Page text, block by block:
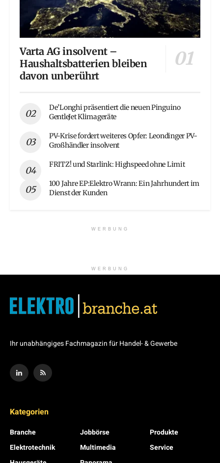
Varta AG insolvent –
Haushaltsbatterien bleiben
davon unberührt
De’Longhi präsentiert die neuen Pinguino
GentleJet Klimageräte
PV-Krise fordert weiteres Opfer: Leondinger PV-
Großhändler insolvent
FRITZ! und Starlink: Highspeed ohne Limit
100 Jahre EP:Elektro Wrann: Ein Jahrhundert im
Dienst der Kunden
WERBUNG
WERBUNG
Ihr unabhängiges Fachmagazin für Handel- & Gewerbe
Kategorien
Branche
Elektrotechnik
Jobbörse
Multimedia
Produkte
Service